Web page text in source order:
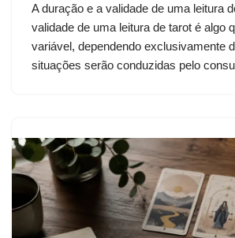
A duração e a validade de uma leitura
validade de uma leitura de tarot é algo
variável, dependendo exclusivamente
situações serão conduzidas pelo